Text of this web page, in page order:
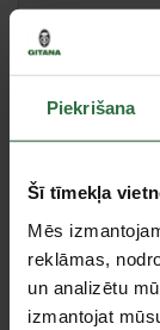
Piekrišana
Šī tīmekļa
Mēs
reklāmas,
un analizētu
izmantojat
Cena:53,95 €
Paziņot, kad
Tie, kas